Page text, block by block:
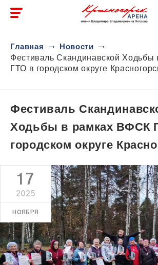
Главная
Новости
Фестиваль Скандинавской
ГТО в городском округе
17
2025
НОЯБРЯ
Фестиваль
Ходьбы в рамках ВФСК
городском округе